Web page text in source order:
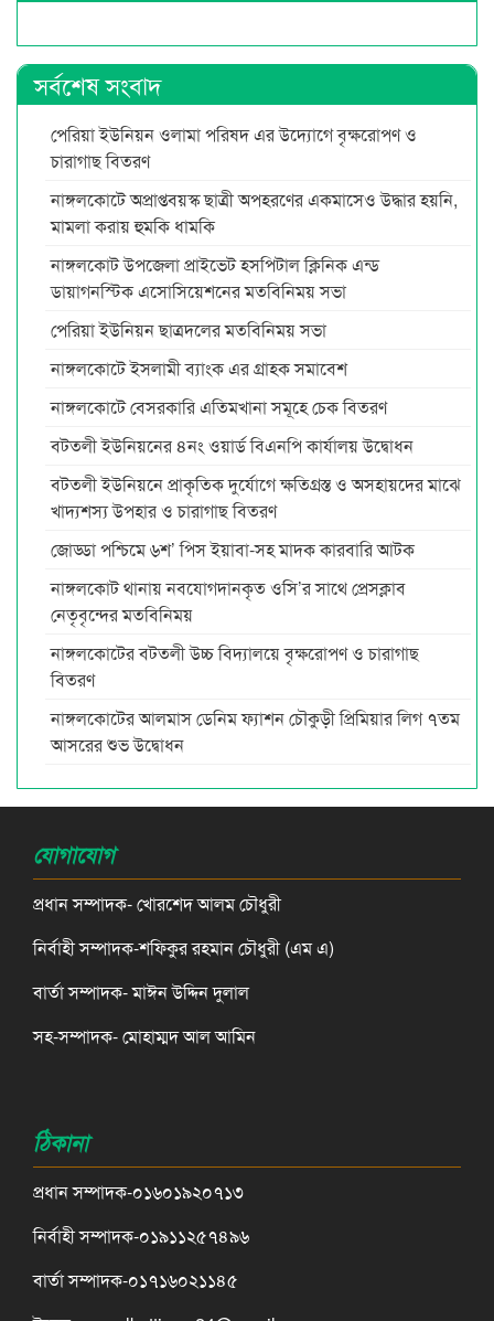
সর্বশেষ সংবাদ
পেরিয়া ইউনিয়ন ওলামা পরিষদ এর উদ্যোগে বৃক্ষরোপণ ও
চারাগাছ বিতরণ
নাঙ্গলকোটে অপ্রাপ্তবয়স্ক ছাত্রী অপহরণের একমাসেও উদ্ধার হয়নি,
মামলা করায় হুমকি ধামকি
নাঙ্গলকোট উপজেলা প্রাইভেট হসপিটাল ক্লিনিক এন্ড
ডায়াগনস্টিক এসোসিয়েশনের মতবিনিময় সভা
পেরিয়া ইউনিয়ন ছাত্রদলের মতবিনিময় সভা
নাঙ্গলকোটে ইসলামী ব্যাংক এর গ্রাহক সমাবেশ
নাঙ্গলকোটে বেসরকারি এতিমখানা সমূহে চেক বিতরণ
বটতলী ইউনিয়নের ৪নং ওয়ার্ড বিএনপি কার্যালয় উদ্বোধন
বটতলী ইউনিয়নে প্রাকৃতিক দুর্যোগে ক্ষতিগ্রস্ত ও অসহায়দের মাঝে
খাদ্যশস্য উপহার ও চারাগাছ বিতরণ
জোড্ডা পশ্চিমে ৬শ’ পিস ইয়াবা-সহ মাদক কারবারি আটক
নাঙ্গলকোট থানায় নবযোগদানকৃত ওসি’র সাথে প্রেসক্লাব
নেতৃবৃন্দের মতবিনিময়
নাঙ্গলকোটের বটতলী উচ্চ বিদ্যালয়ে বৃক্ষরোপণ ও চারাগাছ
বিতরণ
নাঙ্গলকোটের আলমাস ডেনিম ফ্যাশন চৌকুড়ী প্রিমিয়ার লিগ ৭তম
আসরের শুভ উদ্বোধন
যোগাযোগ
প্রধান সম্পাদক- খোরশেদ আলম চৌধুরী
নির্বাহী সম্পাদক-শফিকুর রহমান চৌধুরী (এম এ)
বার্তা সম্পাদক- মাঈন উদ্দিন দুলাল
সহ-সম্পাদক- মোহাম্মদ আল আমিন
ঠিকানা
প্রধান সম্পাদক-০১৬০১৯২০৭১৩
নির্বাহী সম্পাদক-০১৯১১২৫৭৪৯৬
বার্তা সম্পাদক-০১৭১৬০২১১৪৫